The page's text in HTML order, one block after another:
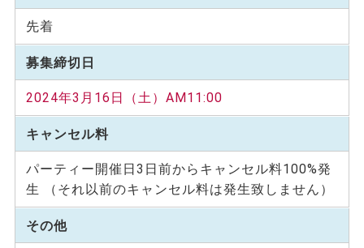
先着
募集締切日
2024年3月16日（土）AM11:00
キャンセル料
パーティー開催⽇3⽇前からキャンセル料100%発
⽣ （それ以前のキャンセル料は発⽣致しません）
その他